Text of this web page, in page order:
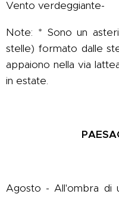
Vento verdeggiante-
Note: * Sono un
stelle) formato dalle
appaiono nella via
in estate.
Agosto - All'ombra di